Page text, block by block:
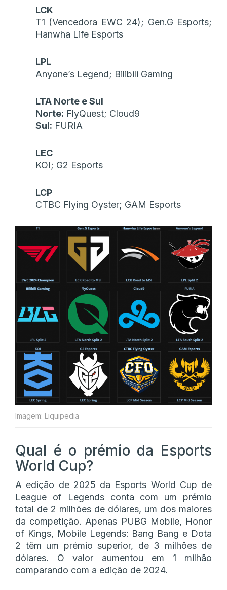
LCK
T1 (Vencedora EWC 24); Gen.G Esports;
Hanwha Life Esports
LPL
Anyone’s Legend; Bilibili Gaming
LTA Norte e Sul
Norte: FlyQuest; Cloud9
Sul: FURIA
LEC
KOI; G2 Esports
LCP
CTBC Flying Oyster; GAM Esports
Imagem: Liquipedia
Qual é o prémio da Esports
World Cup?
A edição de 2025 da Esports World Cup de
League of Legends conta com um prémio
total de 2 milhões de dólares, um dos maiores
da competição. Apenas PUBG Mobile, Honor
of Kings, Mobile Legends: Bang Bang e Dota
2 têm um prémio superior, de 3 milhões de
dólares. O valor aumentou em 1 milhão
comparando com a edição de 2024.